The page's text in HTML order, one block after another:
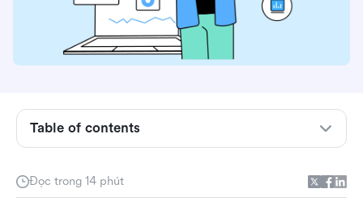
Đọc trong 14 phút
Table of contents
nhất